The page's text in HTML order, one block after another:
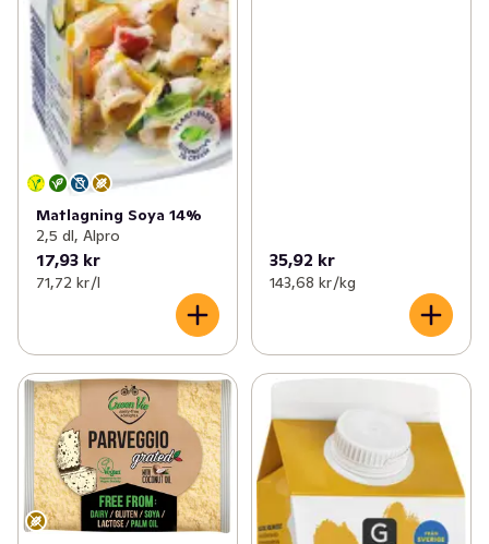
Matlagning Soya 14%
2,5 dl, Alpro
17,93 kr
71,72 kr /l
35,92 kr
143,68 kr /kg